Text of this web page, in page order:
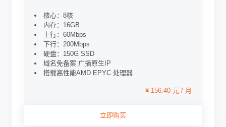
核心：8核
内存：16GB
上行：60Mbps
下行：200Mbps
硬盘：150G SSD
域名免备案 广播原生IP
搭载高性能AMD EPYC 处理器
¥ 156.40 元 / 月
立即购买